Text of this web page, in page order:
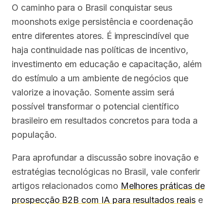
O caminho para o Brasil conquistar seus
moonshots exige persistência e coordenação
entre diferentes atores. É imprescindível que
haja continuidade nas políticas de incentivo,
investimento em educação e capacitação, além
do estímulo a um ambiente de negócios que
valorize a inovação. Somente assim será
possível transformar o potencial científico
brasileiro em resultados concretos para toda a
população.
Para aprofundar a discussão sobre inovação e
estratégias tecnológicas no Brasil, vale conferir
artigos relacionados como Melhores práticas de
prospecção B2B com IA para resultados reaise